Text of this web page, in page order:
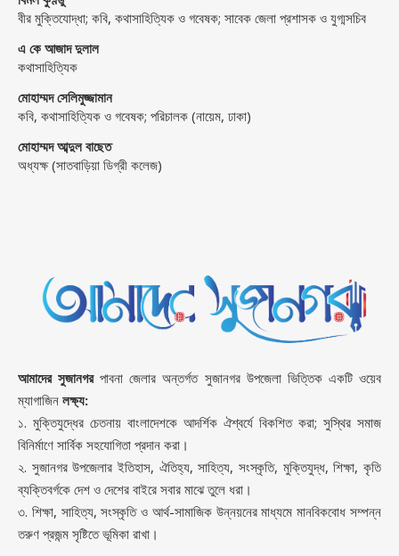
বীর মুক্তিযোদ্ধা; কবি, কথাসাহিত্যিক ও গবেষক; সাবেক জেলা প্রশাসক ও যুগ্মসচিব
এ কে আজাদ দুলাল
কথাসাহিত্যিক
মোহাম্মদ সেলিমুজ্জামান
কবি, কথাসাহিত্যিক ও গবেষক; পরিচালক (নায়েম, ঢাকা)
মোহাম্মদ আব্দুল বাছেত
অধ্যক্ষ (সাতবাড়িয়া ডিগ্রী কলেজ)
আমাদের সুজানগরপাবনা জেলার অন্তর্গত সুজানগর উপজেলা ভিত্তিক একটি ওয়েব
ম্যাগাজিন লক্ষ্য:
১. মুক্তিযুদ্ধের চেতনায় বাংলাদেশকে আদর্শিক ঐশ্বর্যে বিকশিত করা; সুস্থির সমাজ
বিনির্মাণে সার্বিক সহযোগিতা প্রদান করা।
২. সুজানগর উপজেলার ইতিহাস, ঐতিহ্য, সাহিত্য, সংস্কৃতি, মুক্তিযুদ্ধ, শিক্ষা, কৃতি
ব্যক্তিবর্গকে দেশ ও দেশের বাইরে সবার মাঝে তুলে ধরা।
৩. শিক্ষা, সাহিত্য, সংস্কৃতি ও আর্থ-সামাজিক উন্নয়নের মাধ্যমে মানবিকবোধ সম্পন্ন
তরুণ প্রজন্ম সৃষ্টিতে ভূমিকা রাখা।